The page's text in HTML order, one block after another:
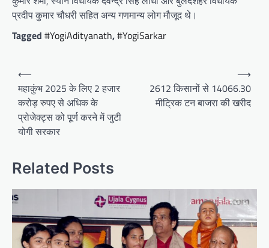
प्रदीप कुमार चौधरी सहित अन्य गणमान्य लोग मौजूद थे।
Tagged #YogiAdityanath,#YogiSarkar
Post
navigation
⟵
महाकुंभ 2025 के लिए 2 हजार
करोड़ रुपए से अधिक के
प्रोजेक्ट्स को पूर्ण करने में जुटी
योगी सरकार
2612 किसानों से 14066.30
मीट्रिक टन बाजरा की खरीद
⟶
Related Posts